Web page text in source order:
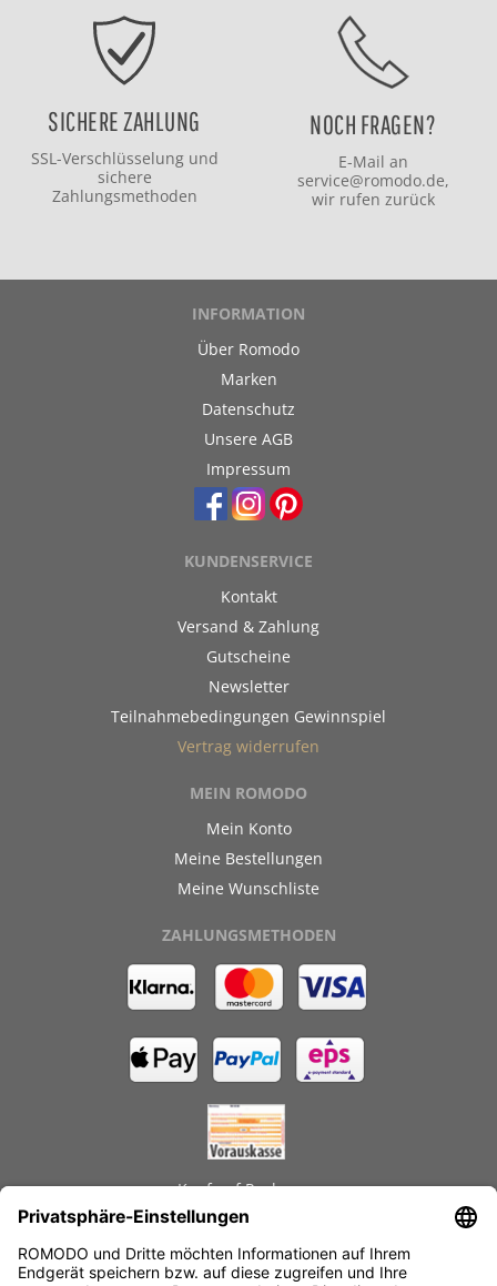
SICHERE ZAHLUNG
SSL-Verschlüsselung und
sichere
Zahlungsmethoden
NOCH FRAGEN?
E-Mail an
service@romodo.de,
wir rufen zurück
INFORMATION
Über Romodo
Marken
Datenschutz
Unsere AGB
Impressum
KUNDENSERVICE
Kontakt
Versand & Zahlung
Gutscheine
Newsletter
Teilnahmebedingungen Gewinnspiel
Vertrag widerrufen
MEIN ROMODO
Mein Konto
Meine Bestellungen
Meine Wunschliste
ZAHLUNGSMETHODEN
Kauf auf Rechnung
Schnelle Lieferzeiten